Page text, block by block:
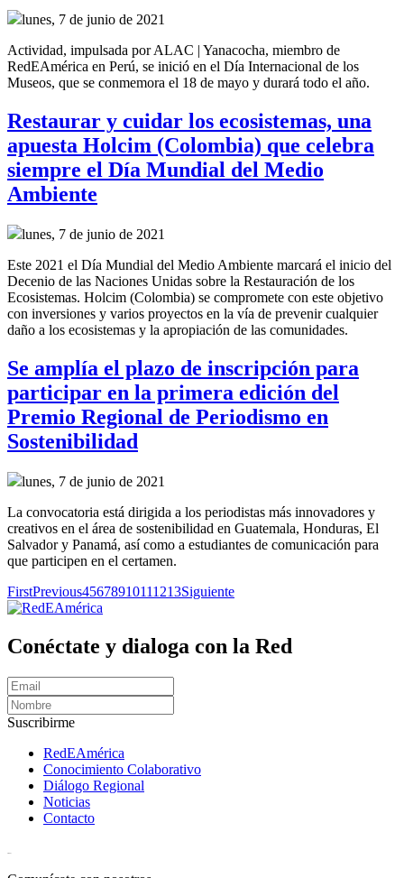
lunes, 7 de junio de 2021
Actividad, impulsada por ALAC | Yanacocha, miembro de
RedEAmérica en Perú, se inició en el Día Internacional de los
Museos, que se conmemora el 18 de mayo y durará todo el año.
Restaurar y cuidar los ecosistemas, una
apuesta Holcim (Colombia) que celebra
siempre el Día Mundial del Medio
Ambiente
lunes, 7 de junio de 2021
Este 2021 el Día Mundial del Medio Ambiente marcará el inicio del
Decenio de las Naciones Unidas sobre la Restauración de los
Ecosistemas. Holcim (Colombia) se compromete con este objetivo
con inversiones y varios proyectos en la vía de prevenir cualquier
daño a los ecosistemas y la apropiación de las comunidades.
Se amplía el plazo de inscripción para
participar en la primera edición del
Premio Regional de Periodismo en
Sostenibilidad
lunes, 7 de junio de 2021
La convocatoria está dirigida a los periodistas más innovadores y
creativos en el área de sostenibilidad en Guatemala, Honduras, El
Salvador y Panamá, así como a estudiantes de comunicación para
que participen en el certamen.
FirstPrevious45678910111213Siguiente
Conéctate y dialoga con la Red
Suscribirme
RedEAmérica
Conocimiento Colaborativo
Diálogo Regional
Noticias
Contacto